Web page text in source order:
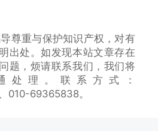
尊重与保护知识产权，对有
出处。如发现本站文章存在
题，烦请联系我们，我们将
处理。联系方式：
010-69365838。